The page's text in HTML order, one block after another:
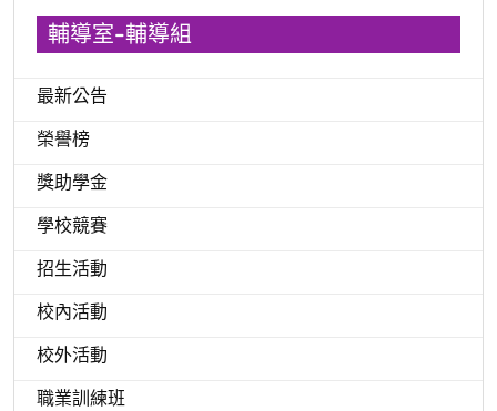
輔導室-輔導組
最新公告
榮譽榜
獎助學金
學校競賽
招生活動
校內活動
校外活動
職業訓練班